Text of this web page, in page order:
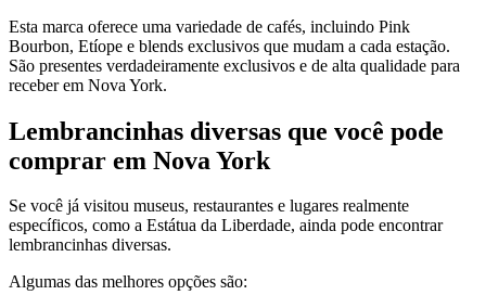
Esta marca oferece uma variedade de cafés, incluindo Pink
Bourbon, Etíope e blends exclusivos que mudam a cada estação.
São presentes verdadeiramente exclusivos e de alta qualidade para
receber em Nova York.
Lembrancinhas diversas que você pode
comprar em Nova York
Se você já visitou museus, restaurantes e lugares realmente
específicos, como a Estátua da Liberdade, ainda pode encontrar
lembrancinhas diversas.
Algumas das melhores opções são: